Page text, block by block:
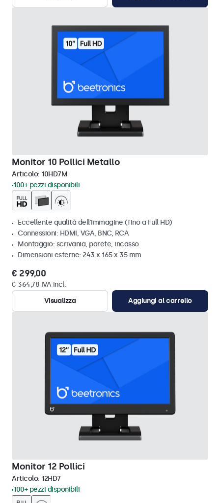
Monitor 10 Pollici Metallo
Articolo: 10HD7M
100+ pezzi disponibili
Eccellente qualità dell'immagine (fino a Full HD)
Connessioni: HDMI, VGA, BNC, RCA
Montaggio: scrivania, parete, incasso
Dimensioni esterne: 243 x 165 x 35 mm
€ 299,00
€ 364,78 IVA incl.
Visualizza
Aggiungi al carrello
Monitor 12 Pollici
Articolo: 12HD7
100+ pezzi disponibili